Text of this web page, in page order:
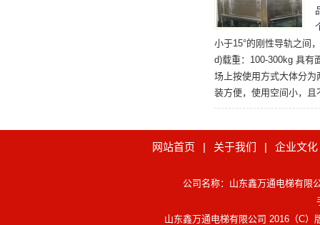
小于15°的刚性导轨之间
d)载重：100-300kg 具有
场上按使用方式大体分
装方便，使用空间小，且
网站首页 | 关于我们 | 企业文化
公司名称：山东鑫万通电梯有
山东鑫万通电梯有限公司 2016（C